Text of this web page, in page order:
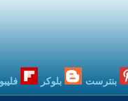
بنترست بلوكر